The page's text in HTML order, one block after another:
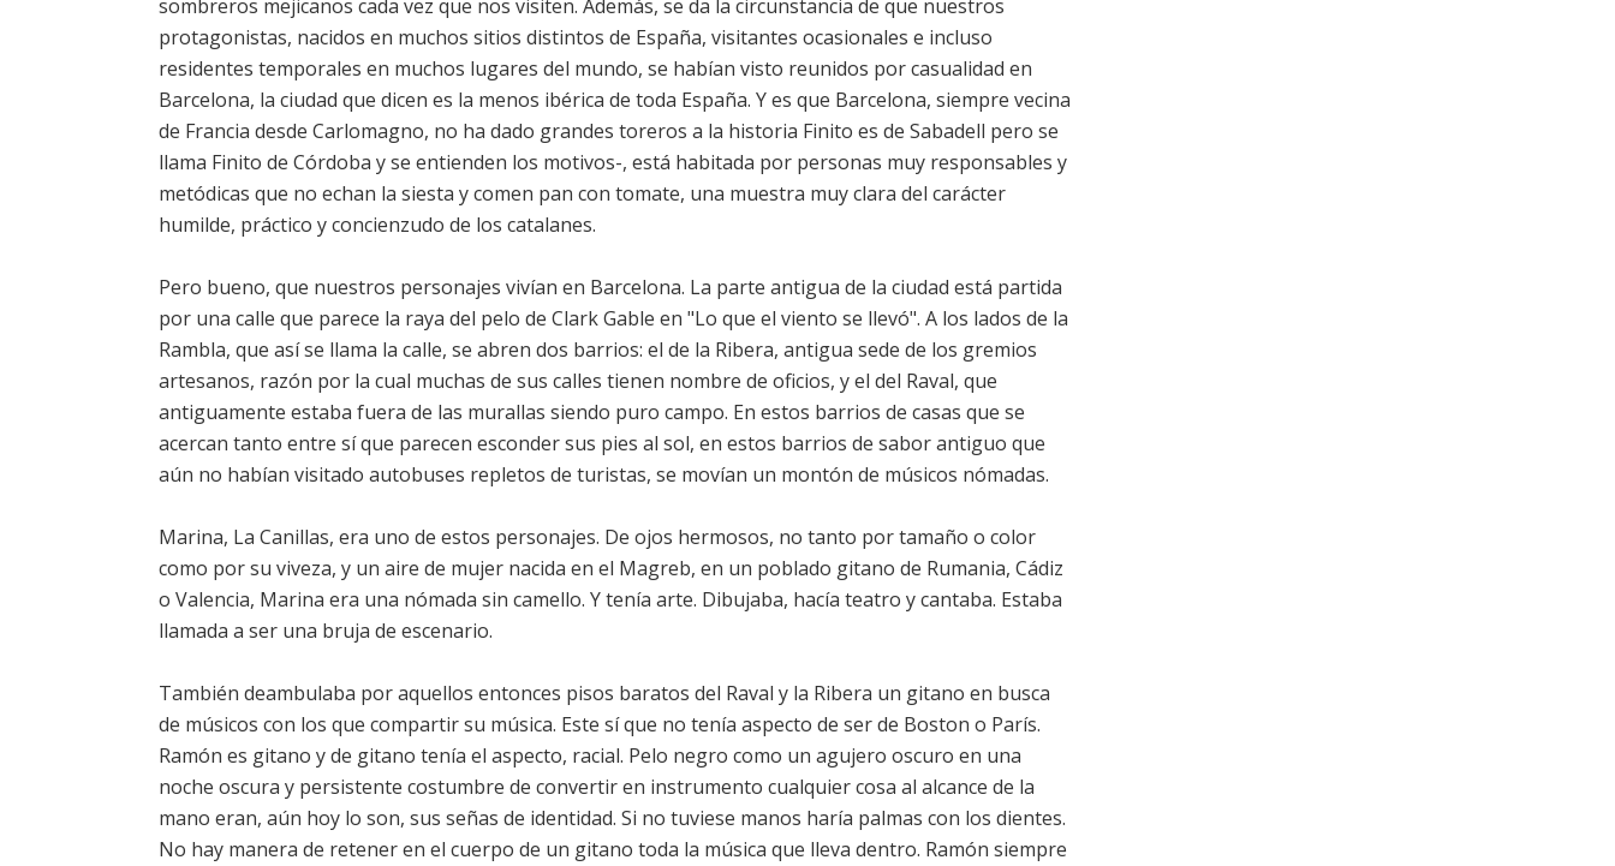
sombreros mejicanos cada vez que nos visiten. Además, se da la circunstancia de que nuestros
protagonistas, nacidos en muchos sitios distintos de España, visitantes ocasionales e incluso
residentes temporales en muchos lugares del mundo, se habían visto reunidos por casualidad en
Barcelona, la ciudad que dicen es la menos ibérica de toda España. Y es que Barcelona, siempre vecina
de Francia desde Carlomagno, no ha dado grandes toreros a la historia Finito es de Sabadell pero se
llama Finito de Córdoba y se entienden los motivos-, está habitada por personas muy responsables y
metódicas que no echan la siesta y comen pan con tomate, una muestra muy clara del carácter
humilde, práctico y concienzudo de los catalanes.
Pero bueno, que nuestros personajes vivían en Barcelona. La parte antigua de la ciudad está partida
por una calle que parece la raya del pelo de Clark Gable en "Lo que el viento se llevó". A los lados de la
Rambla, que así se llama la calle, se abren dos barrios: el de la Ribera, antigua sede de los gremios
artesanos, razón por la cual muchas de sus calles tienen nombre de oficios, y el del Raval, que
antiguamente estaba fuera de las murallas siendo puro campo. En estos barrios de casas que se
acercan tanto entre sí que parecen esconder sus pies al sol, en estos barrios de sabor antiguo que
aún no habían visitado autobuses repletos de turistas, se movían un montón de músicos nómadas.
Marina, La Canillas, era uno de estos personajes. De ojos hermosos, no tanto por tamaño o color
como por su viveza, y un aire de mujer nacida en el Magreb, en un poblado gitano de Rumania, Cádiz
o Valencia, Marina era una nómada sin camello. Y tenía arte. Dibujaba, hacía teatro y cantaba. Estaba
llamada a ser una bruja de escenario.
También deambulaba por aquellos entonces pisos baratos del Raval y la Ribera un gitano en busca
de músicos con los que compartir su música. Este sí que no tenía aspecto de ser de Boston o París.
Ramón es gitano y de gitano tenía el aspecto, racial. Pelo negro como un agujero oscuro en una
noche oscura y persistente costumbre de convertir en instrumento cualquier cosa al alcance de la
mano eran, aún hoy lo son, sus señas de identidad. Si no tuviese manos haría palmas con los dientes.
No hay manera de retener en el cuerpo de un gitano toda la música que lleva dentro. Ramón siempre